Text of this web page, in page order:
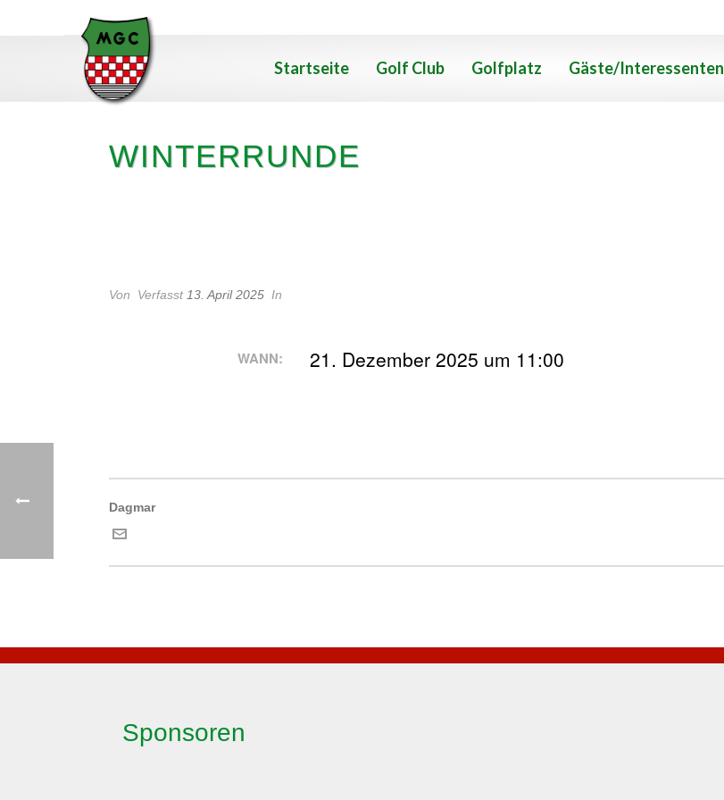
Startseite Golf Club Golfplatz Gäste/Interessenten
WINTERRUNDE
Von Verfasst 13. April 2025 In
WANN: 21. Dezember 2025 um 11:00
Dagmar
Sponsoren